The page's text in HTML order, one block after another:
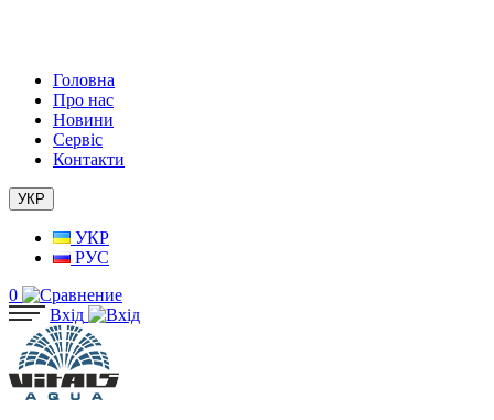
Головна
Про нас
Новини
Сервіс
Контакти
УКР
УКР
РУС
0
Вхід